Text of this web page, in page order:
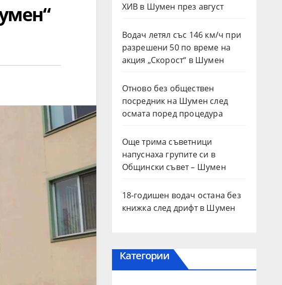
ХИВ в Шумен през август
Водач летял със 146 км/ч при
разрешени 50 по време на
акция „Скорост“ в Шумен
Отново без обществен
посредник на Шумен след
осмата поред процедура
Още трима съветници
напуснаха групите си в
Общински съвет – Шумен
18-годишен водач остана без
книжка след дрифт в Шумен
Категории